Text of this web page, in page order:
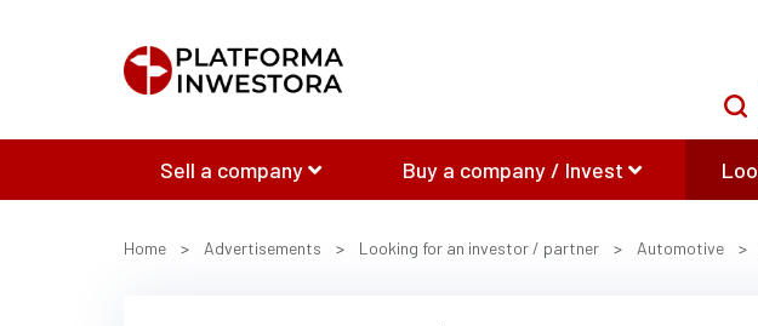
Sell a company Buy a company / Invest
Home > Advertisements > Looking for an investor / partner > Automotive >